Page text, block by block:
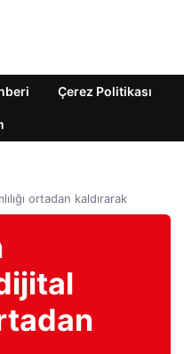
Çerez Politikası
ortadan kaldırarak